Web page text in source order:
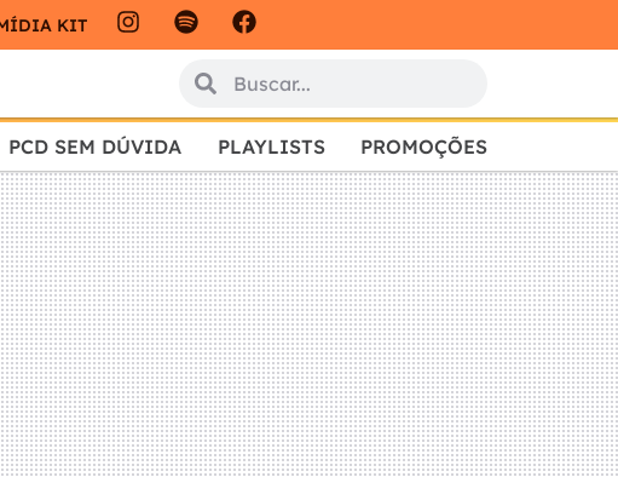
KIT
PCD SEM DÚVIDA PLAYLISTS PROMOÇÕES